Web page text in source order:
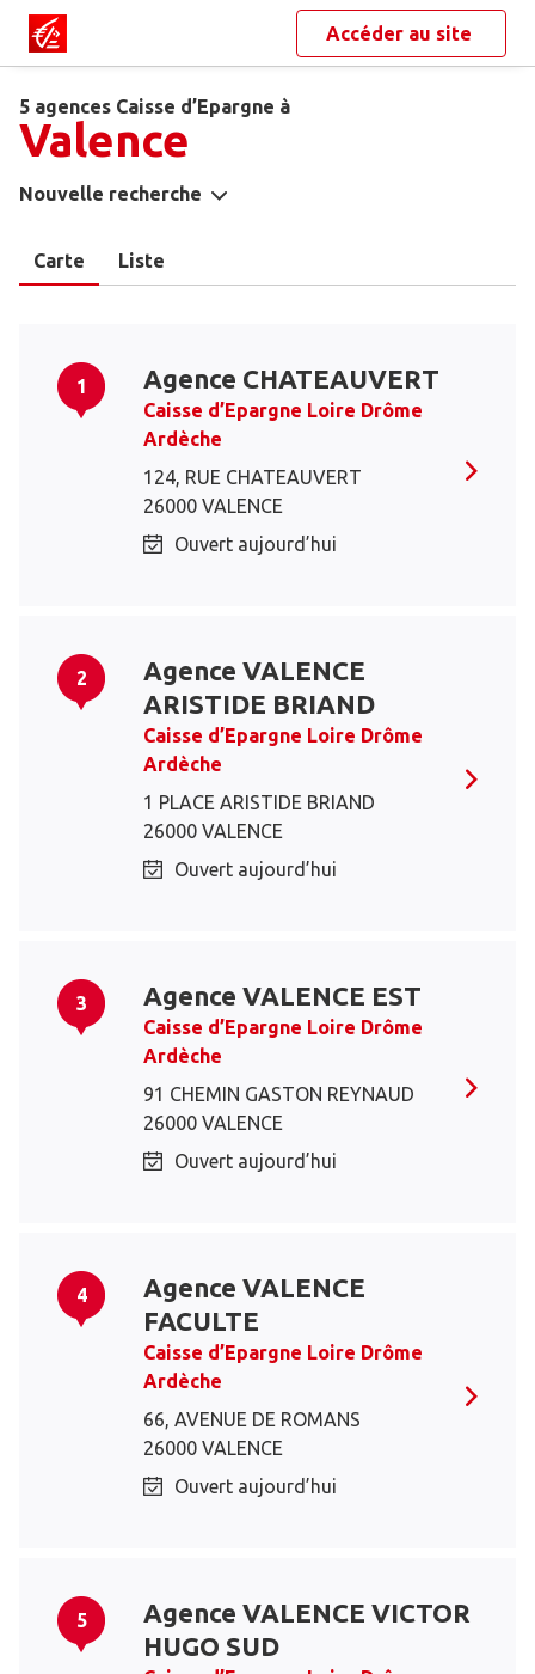
Accéder au site
5 agences Caisse d’Epargne à
Valence
Nouvelle recherche
Carte Liste
1 Agence CHATEAUVERT
Caisse d’Epargne Loire Drôme
Ardèche
124, RUE CHATEAUVERT
26000 VALENCE
Ouvert aujourd’hui
2
Agence VALENCE
ARISTIDE BRIAND
Caisse d’Epargne Loire Drôme
Ardèche
1 PLACE ARISTIDE BRIAND
26000 VALENCE
Ouvert aujourd’hui
3 Agence VALENCE EST
Caisse d’Epargne Loire Drôme
Ardèche
91 CHEMIN GASTON REYNAUD
26000 VALENCE
Ouvert aujourd’hui
4
Agence VALENCE
FACULTE
Caisse d’Epargne Loire Drôme
Ardèche
66, AVENUE DE ROMANS
26000 VALENCE
Ouvert aujourd’hui
5
Agence VALENCE VICTOR
HUGO SUD